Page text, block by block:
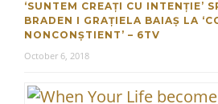
‘SUNTEM CREAȚI CU INTENȚIE’
BRADEN I GRAȚIELA BAIAȘ LA
NONCONȘTIENT’ – 6TV
October 6, 2018